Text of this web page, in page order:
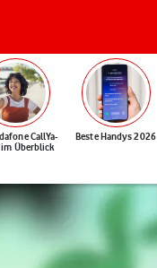
CallYa-
im Überblick
Beste Handys 2026